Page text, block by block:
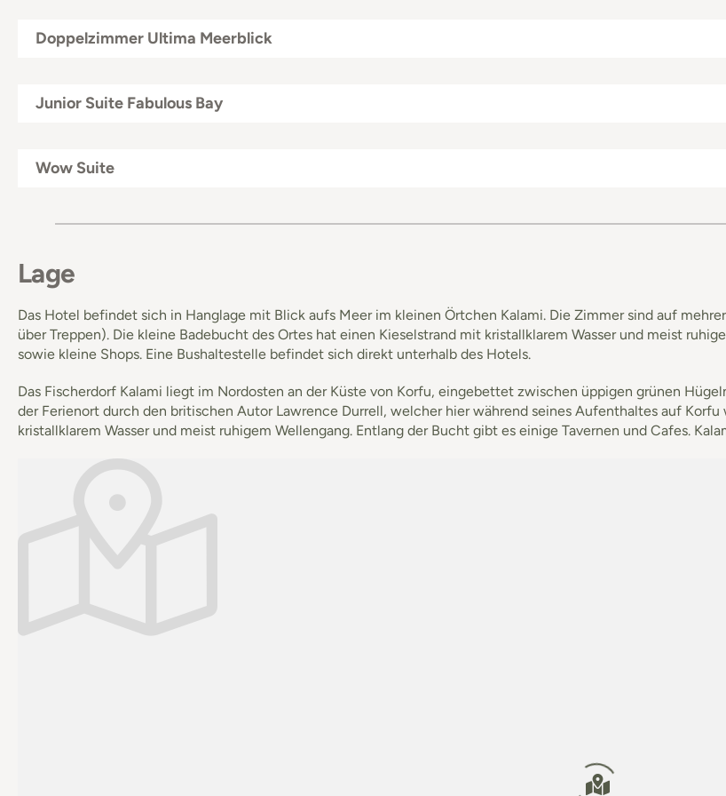
Doppelzimmer Ultima Meerblick
Junior Suite Fabulous Bay
Wow Suite
Lage
Das Hotel befindet sich in Hanglage mit Blick aufs Meer im kleinen Örtchen Kalami. Die Zimmer sind auf
über Treppen). Die kleine Badebucht des Ortes hat einen Kieselstrand mit kristallklarem Wasser und meist
sowie kleine Shops. Eine Bushaltestelle befindet sich direkt unterhalb des Hotels.
Das Fischerdorf Kalami liegt im Nordosten an der Küste von Korfu, eingebettet zwischen üppigen grünen
der Ferienort durch den britischen Autor Lawrence Durrell, welcher hier während seines Aufenthaltes auf
kristallklarem Wasser und meist ruhigem Wellengang. Entlang der Bucht gibt es einige Tavernen und Cafes.